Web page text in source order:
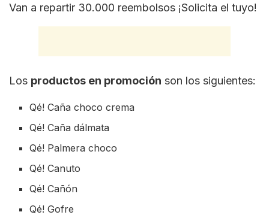
Van a repartir 30.000 reembolsos ¡Solicita el tuyo!
Los productos en promoción son los siguientes:
Qé! Caña choco crema
Qé! Caña dálmata
Qé! Palmera choco
Qé! Canuto
Qé! Cañón
Qé! Gofre